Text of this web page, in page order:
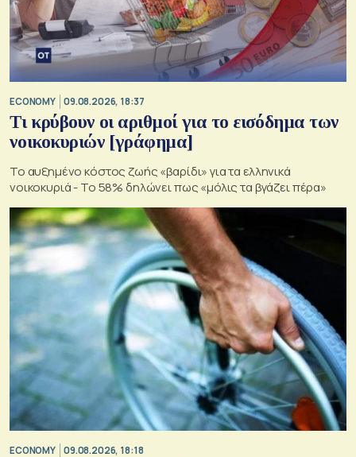
ECONOMY 09.08.2026, 18:37
Τι κρύβουν οι αριθμοί για το εισόδημα των
νοικοκυριών [γράφημα]
Το αυξημένο κόστος ζωής «βαρίδι» για τα ελληνικά
νοικοκυριά - Το 58% δηλώνει πως «μόλις τα βγάζει πέρα»
ECONOMY 09.08.2026, 18:18